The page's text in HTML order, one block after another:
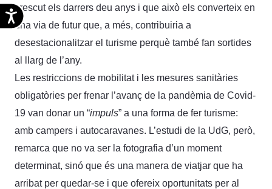
Accesibilidad
crescut els darrers deu anys i que això els converteix en
una via de futur que, a més, contribuiria a
desestacionalitzar el turisme perquè també fan sortides
al llarg de l’any.
Les restriccions de mobilitat i les mesures sanitàries
obligatòries per frenar l’avanç de la pandèmia de Covid-
19 van donar un “impuls” a una forma de fer turisme:
amb campers i autocaravanes. L’estudi de la UdG, però,
remarca que no va ser la fotografia d’un moment
determinat, sinó que és una manera de viatjar que ha
arribat per quedar-se i que ofereix oportunitats per al